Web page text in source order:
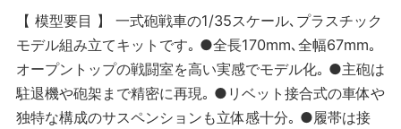
【 模型要目 】 一式砲戦車の1/35スケール､プラスチック
モデル組み立てキットです｡ ●全長170mm､全幅67mm｡
オープントップの戦闘室を高い実感でモデル化｡ ●主砲は
駐退機や砲架まで精密に再現｡ ●リベット接合式の車体や
独特な構成のサスペンションも立体感十分｡ ●履帯は接